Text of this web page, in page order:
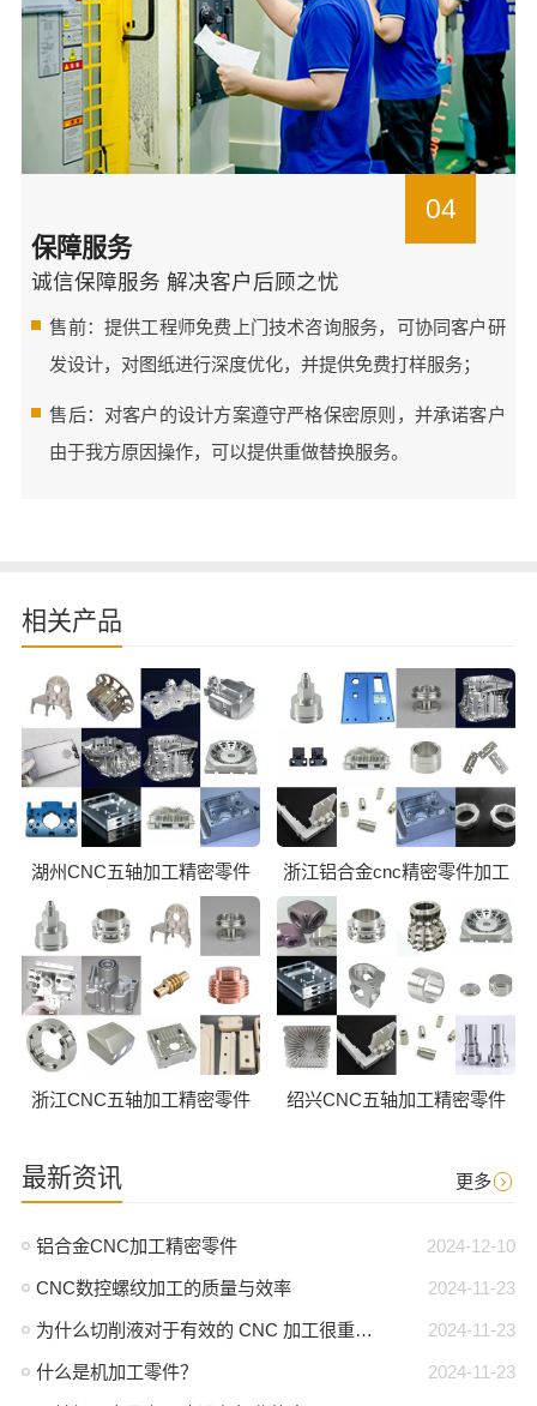
04
保障服务
诚信保障服务 解决客户后顾之忧
售前：提供工程师免费上门技术咨询服务，可协同客户研
发设计，对图纸进行深度优化，并提供免费打样服务；
售后：对客户的设计方案遵守严格保密原则，并承诺客户
由于我方原因操作，可以提供重做替换服务。
相关产品
湖州CNC五轴加工精密零件 浙江铝合金cnc精密零件加工
浙江CNC五轴加工精密零件 绍兴CNC五轴加工精密零件
最新资讯 更多
2024-12-10
铝合金CNC加工精密零件
2024-11-23
CNC数控螺纹加工的质量与效率
2024-11-23
为什么切削液对于有效的 CNC 加工很重要？
2024-11-23
什么是机加工零件？